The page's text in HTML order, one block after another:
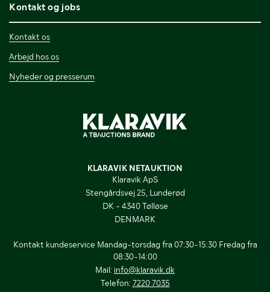
Kontakt og jobs
Kontakt os
Arbejd hos os
Nyheder og presserum
KLARAVIK NETAUKTION
Klaravik ApS
Stengårdsvej 25, Lunderød
DK - 4340 Tølløse
DENMARK
Kontakt kundeservice Mandag-torsdag fra 07:30-15:30 Fredag fra
08:30-14:00
Mail: info@klaravik.dk
Telefon: 7220 7035